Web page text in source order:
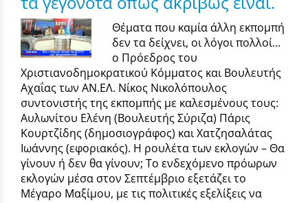
Θέματα που καμία άλλη εκπομπή
δεν τα δείχνει, οι λόγοι πολλοί…
ο Πρόεδρος του
Χριστιανοδημοκρατικού Κόμματος και Βουλευτής
Αχαΐας των ΑΝ.ΕΛ. Νίκος Νικολόπουλος
συντονιστής της εκπομπής με καλεσμένους τους:
Αυλωνίτου Ελένη (Βουλευτής Σύριζα) Πάρις
Κουρτζίδης (δημοσιογράφος) και Χατζησαλάτας
Ιωάννης (εφοριακός). Η ρουλέτα των εκλογών – Θα
γίνουν ή δεν θα γίνουν; Το ενδεχόμενο πρόωρων
εκλογών μέσα στον Σεπτέμβριο εξετάζει το
Μέγαρο Μαξίμου, με τις πολιτικές εξελίξεις να